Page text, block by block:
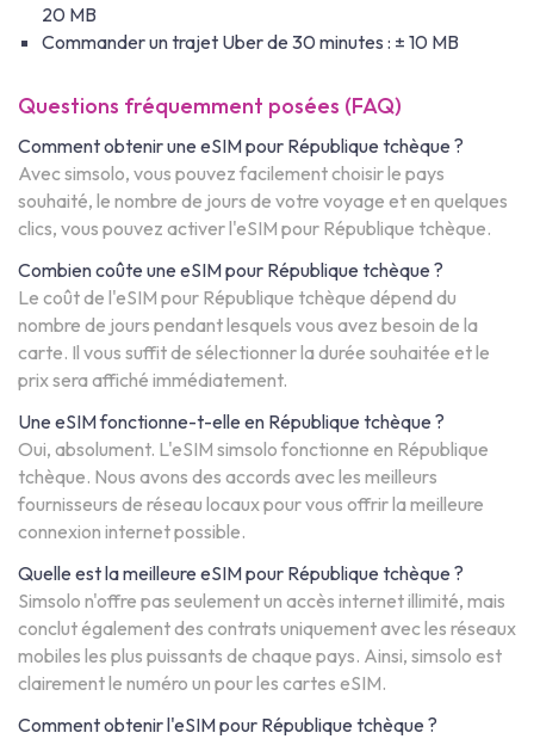
20 MB
Commander un trajet Uber de 30 minutes : ± 10 MB
Questions fréquemment posées (FAQ)
Comment obtenir une eSIM pour République tchèque ?
Avec simsolo, vous pouvez facilement choisir le pays
souhaité, le nombre de jours de votre voyage et en quelques
clics, vous pouvez activer l'eSIM pour République tchèque.
Combien coûte une eSIM pour République tchèque ?
Le coût de l'eSIM pour République tchèque dépend du
nombre de jours pendant lesquels vous avez besoin de la
carte. Il vous suffit de sélectionner la durée souhaitée et le
prix sera affiché immédiatement.
Une eSIM fonctionne-t-elle en République tchèque ?
Oui, absolument. L'eSIM simsolo fonctionne en République
tchèque. Nous avons des accords avec les meilleurs
fournisseurs de réseau locaux pour vous offrir la meilleure
connexion internet possible.
Quelle est la meilleure eSIM pour République tchèque ?
Simsolo n'offre pas seulement un accès internet illimité, mais
conclut également des contrats uniquement avec les réseaux
mobiles les plus puissants de chaque pays. Ainsi, simsolo est
clairement le numéro un pour les cartes eSIM.
Comment obtenir l'eSIM pour République tchèque ?